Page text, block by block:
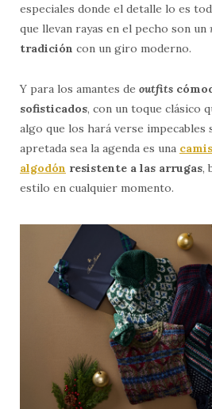
especiales donde el detalle lo es
que llevan rayas en el pecho son un
tradición con un giro moderno.
Y para los amantes de outfits
sofisticados, con un toque clásico
algo que los hará verse
apretada sea la agenda es una
algodón resistente a las arrugas,
estilo en cualquier momento.